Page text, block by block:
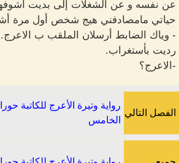
عن نفسه و عن الشغلات إلى بديت
حياتي مامصادفني هيج شخص أول مرة
- وياك الضابط أرسلان الملقب ب الاعرج.
رديت بأستغراب.
-الاعرج؟
الفصل التالي
رواية وتيرة الأعرج للكاتبة
الخامس